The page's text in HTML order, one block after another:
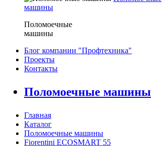
машины
Поломоечные
машины
Блог компании "Профтехника"
Проекты
Контакты
Поломоечные машины
Главная
Каталог
Поломоечные машины
Fiorentini ECOSMART 55